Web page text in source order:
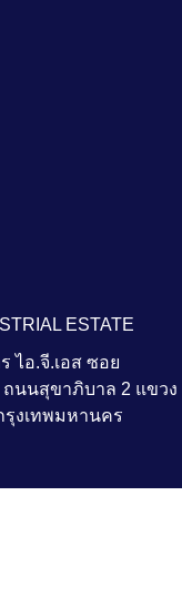
ESTATE
ไอ.จี.เอส ซอย
นนสุขาภิบาล 2 แขวง
รุงเทพมหานคร